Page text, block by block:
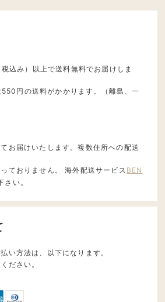
込み）以上で送料無料でお届けしま
円の送料がかかります。（離島、一
お届けいたします。複数住所への配送
ておりません。 海外配送サービス BEN
さい。
い方法は、以下になります。
ださい。